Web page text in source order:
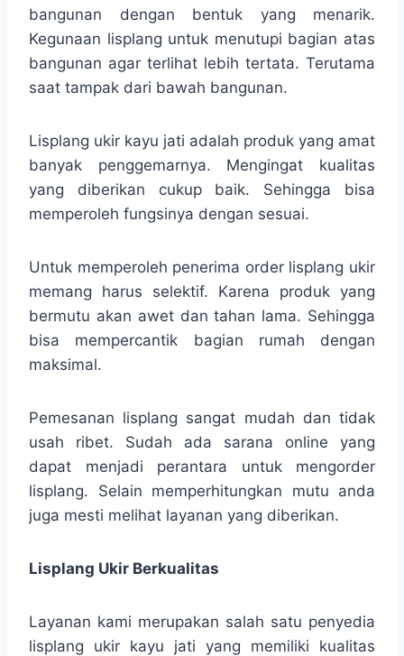
bangunan dengan bentuk yang menarik.
Kegunaan lisplang untuk menutupi bagian atas
bangunan agar terlihat lebih tertata. Terutama
saat tampak dari bawah bangunan.
Lisplang ukir kayu jati adalah produk yang amat
banyak penggemarnya. Mengingat kualitas
yang diberikan cukup baik. Sehingga bisa
memperoleh fungsinya dengan sesuai.
Untuk memperoleh penerima order lisplang ukir
memang harus selektif. Karena produk yang
bermutu akan awet dan tahan lama. Sehingga
bisa mempercantik bagian rumah dengan
maksimal.
Pemesanan lisplang sangat mudah dan tidak
usah ribet. Sudah ada sarana online yang
dapat menjadi perantara untuk mengorder
lisplang. Selain memperhitungkan mutu anda
juga mesti melihat layanan yang diberikan.
Lisplang Ukir Berkualitas
Layanan kami merupakan salah satu penyedia
lisplang ukir kayu jati yang memiliki kualitas